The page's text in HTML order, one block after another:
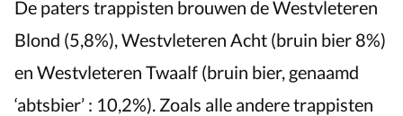
De paters trappisten brouwen de Westvleteren
Blond (5,8%), Westvleteren Acht (bruin bier 8%)
en Westvleteren Twaalf (bruin bier, genaamd
‘abtsbier’ : 10,2%). Zoals alle andere trappisten